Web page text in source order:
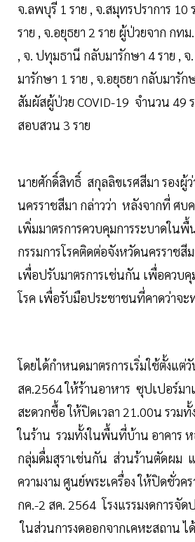
จ.ลพบุรี 1 ราย , จ.สมุทรปราการ 10
ราย , จ.อยุธยา 2 ราย ผู้ป่วยจาก กท
, จ. ปทุมธานี กลับมารักษา 4 ราย ,
มารักษา 1 ราย , จ.อยุธยา กลับมารัก
สัมผัสผู้ป่วย COVID-19 จำนวน 49 ร
สอบสวน 3 ราย
นายศักดิ์สิทธิ์ สกุลลิขเรศสีมา รองผู้ว่
นครราชสีมา กล่าวว่า หลังจากที่ ศ
เพิ่มมาตรการควบคุมการระบาดใน
กรรมการโรคติดต่อจังหวัดนครราชสี
เพื่อปรับมาตรการเช่นกัน เพื่อควบคุ
โรค เพื่อรับมือประชาชนที่คาดว่าจ
โดยได้กำหนดมาตรการเริ่มใช้ตั้งแต่
สค.2564 ให้ร้านอาหาร ซุปเปอร์ม
สะดวกซื้อ ให้ปิดเวลา 21.00น รวม
ในร้าน รวมทั้งในพื้นที่บ้าน อาคาร
กลุ่มดื่มสุราเช่นกัน ส่วนร้านตัดผม
ความงาม ศูนย์พระเครื่อง ให้ปิดชั่วค
กค.-2 สค. 2564 โรงแรรมงดการจั
ในส่วนการงดออกจากเคหะสถาน ไ